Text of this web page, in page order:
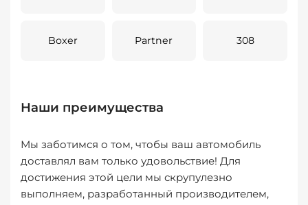
Boxer Partner 308
Наши преимущества
Мы заботимся о том, чтобы ваш автомобиль
доставлял вам только удовольствие! Для
достижения этой цели мы скрупулезно
выполняем, разработанный производителем,